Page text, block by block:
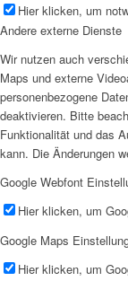
Hier klicken, um
Andere externe Dienste
Wir nutzen auch
Maps und externe
personenbezogene
deaktivieren. Bitte
Funktionalität und das
kann. Die Änderungen
Google Webfont
Hier klicken, um
Google Maps
Hier klicken, um